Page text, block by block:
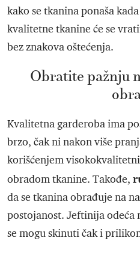
kako se tkanina ponaša
kvalitetne tkanine će se
bez znakova oštećenja.
Obratite pažnju
Kvalitetna garderoba ima
brzo, čak ni nakon više
korišćenjem
obradom tkanine. Takođe,
da se tkanina obrađuje na
postojanost. Jeftinija odeća
se mogu skinuti čak i